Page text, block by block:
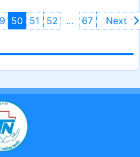
50 51 52 … 67 Next